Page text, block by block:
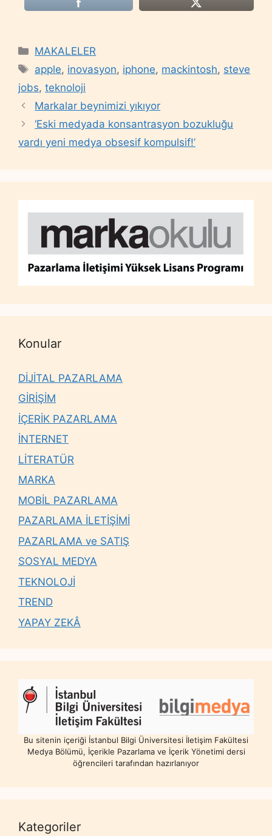
Categories
MAKALELER
Tags
apple, inovasyon, iphone, mackintosh, steve
jobs, teknoloji
Markalar beynimizi yıkıyor
‘Eski medyada konsantrasyon bozukluğu
vardı yeni medya obsesif kompulsif!’
Konular
DİJİTAL PAZARLAMA
GİRİŞİM
İÇERİK PAZARLAMA
İNTERNET
LİTERATÜR
MARKA
MOBİL PAZARLAMA
PAZARLAMA İLETİŞİMİ
PAZARLAMA ve SATIŞ
SOSYAL MEDYA
TEKNOLOJİ
TREND
YAPAY ZEKÂ
Bu sitenin içeriği İstanbul Bilgi Üniversitesi İletişim Fakültesi
Medya Bölümü, İçerikle Pazarlama ve İçerik Yönetimi dersi
öğrencileri tarafından hazırlanıyor
Kategoriler